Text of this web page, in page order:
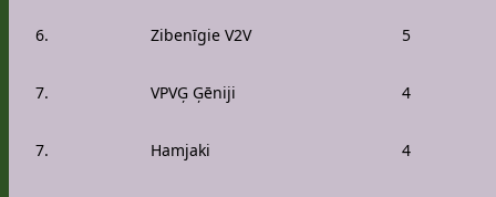
6. Zibenīgie V2V 5
7. VPVĢ Ģēniji 4
7. Hamjaki 4